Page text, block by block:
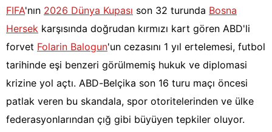
FIFA'nın 2026 Dünya Kupası son 32 turunda Bosna
Hersek karşısında doğrudan kırmızı kart gören ABD'li
forvet Folarin Balogun'un cezasını 1 yıl ertelemesi, futbol
tarihinde eşi benzeri görülmemiş hukuk ve diplomasi
krizine yol açtı. ABD-Belçika son 16 turu maçı öncesi
patlak veren bu skandala, spor otoritelerinden ve ülke
federasyonlarından çığ gibi büyüyen tepkiler oluyor.